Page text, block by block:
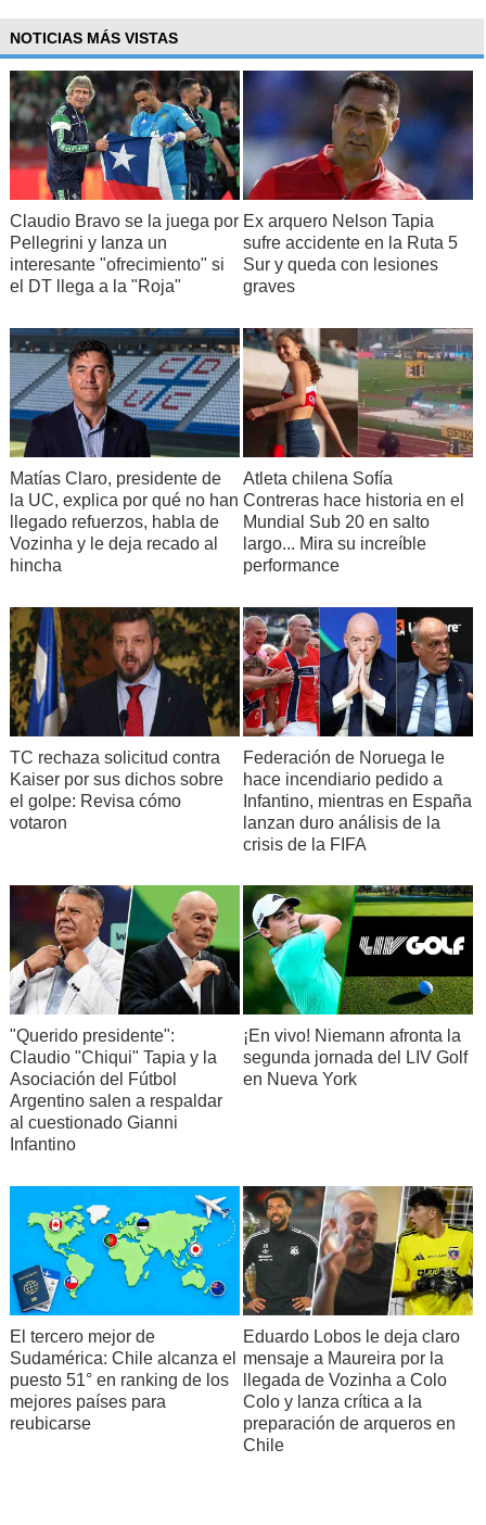
NOTICIAS MÁS VISTAS
Claudio Bravo se la juega por
Pellegrini y lanza un
interesante "ofrecimiento" si
el DT llega a la "Roja"
Ex arquero Nelson Tapia
sufre accidente en la Ruta 5
Sur y queda con lesiones
graves
Matías Claro, presidente de
la UC, explica por qué no han
llegado refuerzos, habla de
Vozinha y le deja recado al
hincha
Atleta chilena Sofía
Contreras hace historia en el
Mundial Sub 20 en salto
largo... Mira su increíble
performance
TC rechaza solicitud contra
Kaiser por sus dichos sobre
el golpe: Revisa cómo
votaron
Federación de Noruega le
hace incendiario pedido a
Infantino, mientras en España
lanzan duro análisis de la
crisis de la FIFA
"Querido presidente":
Claudio "Chiqui" Tapia y la
Asociación del Fútbol
Argentino salen a respaldar
al cuestionado Gianni
Infantino
¡En vivo! Niemann afronta la
segunda jornada del LIV Golf
en Nueva York
El tercero mejor de
Sudamérica: Chile alcanza el
puesto 51° en ranking de los
mejores países para
reubicarse
Eduardo Lobos le deja claro
mensaje a Maureira por la
llegada de Vozinha a Colo
Colo y lanza crítica a la
preparación de arqueros en
Chile